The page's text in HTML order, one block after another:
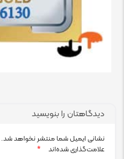
دیدگاهتان را بنویسید
نشانی ایمیل شما منتشر نخواهد شد.
علامت‌گذاری شده‌اند
*